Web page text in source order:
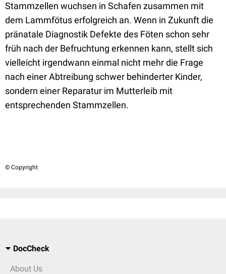
Stammzellen wuchsen in Schafen zusammen mit
dem Lammfötus erfolgreich an. Wenn in Zukunft die
pränatale Diagnostik Defekte des Föten schon sehr
früh nach der Befruchtung erkennen kann, stellt sich
vielleicht irgendwann einmal nicht mehr die Frage
nach einer Abtreibung schwer behinderter Kinder,
sondern einer Reparatur im Mutterleib mit
entsprechenden Stammzellen.
© Copyright
DocCheck
About Us